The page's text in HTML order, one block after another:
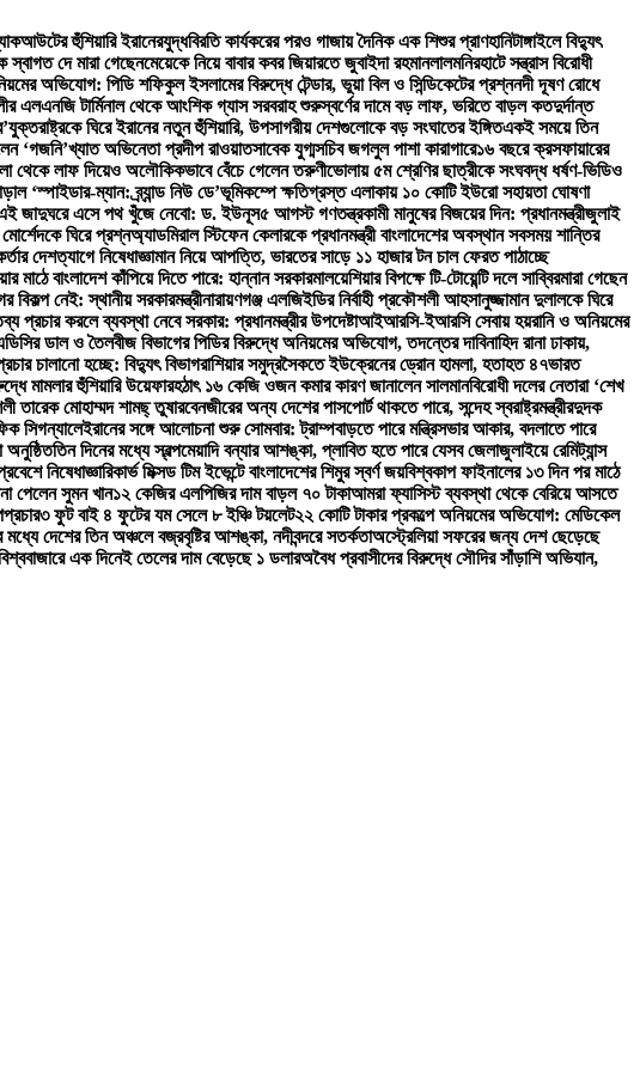
হুঁশিয়ারি ইরানেরযুদ্ধবিরতি কার্যকরের পরও গাজায় দৈনিক এক শিশুর প্রাণহানিটাঙ্গাইলে বিদ্যুৎ
স্বাগত দে মারা গেছেনমেয়েকে নিয়ে বাবার কবর জিয়ারতে জুবাইদা রহমানলালমনিরহাটে সন্ত্রাস বিরোধী
অভিযোগ: পিডি শফিকুল ইসলামের বিরুদ্ধে টেন্ডার, ভুয়া বিল ও সিন্ডিকেটের প্রশ্ননদী দূষণ রোধে
এলএনজি টার্মিনাল থেকে আংশিক গ্যাস সরবরাহ শুরুস্বর্ণের দামে বড় লাফ, ভরিতে বাড়ল কতদুর্দান্ত
যুক্তরাষ্ট্রকে ঘিরে ইরানের নতুন হুঁশিয়ারি, উপসাগরীয় দেশগুলোকে বড় সংঘাতের ইঙ্গিতএকই সময়ে তিন
‘গজনি’খ্যাত অভিনেতা প্রদীপ রাওয়াতসাবেক যুগ্মসচিব জগলুল পাশা কারাগারে১৬ বছরে ক্রসফায়ারের
থেকে লাফ দিয়েও অলৌকিকভাবে বেঁচে গেলেন তরুণীভোলায় ৫ম শ্রেণির ছাত্রীকে সংঘবদ্ধ ধর্ষণ-ভিডিও
‘স্পাইডার-ম্যান: ব্র্যান্ড নিউ ডে’ভূমিকম্পে ক্ষতিগ্রস্ত এলাকায় ১০ কোটি ইউরো সহায়তা ঘোষণা
এই জাদুঘরে এসে পথ খুঁজে নেবো: ড. ইউনূস৫ আগস্ট গণতন্ত্রকামী মানুষের বিজয়ের দিন: প্রধানমন্ত্রীজুলাই
ঘিরে প্রশ্নঅ্যাডমিরাল স্টিফেন কেলারকে প্রধানমন্ত্রী বাংলাদেশের অবস্থান সবসময় শান্তির
দেশত্যাগে নিষেধাজ্ঞামান নিয়ে আপত্তি, ভারতের সাড়ে ১১ হাজার টন চাল ফেরত পাঠাচ্ছে
মাঠে বাংলাদেশ কাঁপিয়ে দিতে পারে: হান্নান সরকারমালয়েশিয়ার বিপক্ষে টি-টোয়েন্টি দলে সাব্বিরমারা গেছেন
বিকল্প নেই: স্থানীয় সরকারমন্ত্রীনারায়ণগঞ্জ এলজিইডির নির্বাহী প্রকৌশলী আহসানুজ্জামান দুলালকে ঘিরে
প্রচার করলে ব্যবস্থা নেবে সরকার: প্রধানমন্ত্রীর উপদেষ্টাআইআরসি-ইআরসি সেবায় হয়রানি ও অনিয়মের
ডাল ও তৈলবীজ বিভাগের পিডির বিরুদ্ধে অনিয়মের অভিযোগ, তদন্তের দাবিনাহিদ রানা ঢাকায়,
চালানো হচ্ছে: বিদ্যুৎ বিভাগরাশিয়ার সমুদ্রসৈকতে ইউক্রেনের ড্রোন হামলা, হতাহত ৪৭ভারত
মামলার হুঁশিয়ারি উয়েফারহঠাৎ ১৬ কেজি ওজন কমার কারণ জানালেন সালমানবিরোধী দলের নেতারা ‘শেখ
তারেক মোহাম্মদ শামছ্ তুষারবেনজীরের অন্য দেশের পাসপোর্ট থাকতে পারে, সন্দেহ স্বরাষ্ট্রমন্ত্রীরদুদক
সিগন্যালেইরানের সঙ্গে আলোচনা শুরু সোমবার: ট্রাম্পবাড়তে পারে মন্ত্রিসভার আকার, বদলাতে পারে
অনুষ্ঠিততিন দিনের মধ্যে স্বল্পমেয়াদি বন্যার আশঙ্কা, প্লাবিত হতে পারে যেসব জেলাজুলাইয়ে রেমিট্যান্স
নিষেধাজ্ঞারিকার্ভ মিক্সড টিম ইভেন্টে বাংলাদেশের শিমুর স্বর্ণ জয়বিশ্বকাপ ফাইনালের ১৩ দিন পর মাঠে
পেলেন সুমন খান১২ কেজির এলপিজির দাম বাড়ল ৭০ টাকাআমরা ফ্যাসিস্ট ব্যবস্থা থেকে বেরিয়ে আসতে
৩ ফুট বাই ৪ ফুটের যম সেলে ৮ ইঞ্চি টয়লেট২২ কোটি টাকার প্রকল্পে অনিয়মের অভিযোগ: মেডিকেল
মধ্যে দেশের তিন অঞ্চলে বজ্রবৃষ্টির আশঙ্কা, নদীবন্দরে সতর্কতাঅস্ট্রেলিয়া সফরের জন্য দেশ ছেড়েছে
এক দিনেই তেলের দাম বেড়েছে ১ ডলারঅবৈধ প্রবাসীদের বিরুদ্ধে সৌদির সাঁড়াশি অভিযান,